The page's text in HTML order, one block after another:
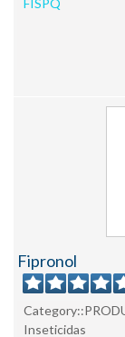
Fipronol
Inseticidas